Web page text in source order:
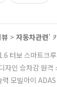
> 자동차관련'
터보 스마트크
타면서 편했던 점
자인 승차감 원격
모빌아이